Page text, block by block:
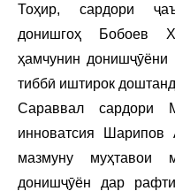
Тоҳир, сардори
донишгоҳ Бобоев
ҳамчунин донишҷӯёни
тиббӣ иштирок
Сараввал сардори
инноватсия Шарипов
мазмуну муҳтавои
донишҷӯён дар